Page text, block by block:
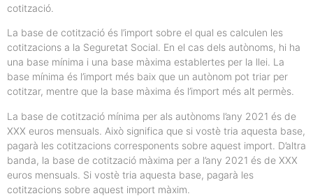
cotització.
La base de cotització és l’import sobre el qual es calculen les
cotitzacions a la Seguretat Social. En el cas dels autònoms, hi ha
una base mínima i una base màxima establertes per la llei. La
base mínima és l’import més baix que un autònom pot triar per
cotitzar, mentre que la base màxima és l’import més alt permès.
La base de cotització mínima per als autònoms l’any 2021 és de
XXX euros mensuals. Això significa que si vostè tria aquesta base,
pagarà les cotitzacions corresponents sobre aquest import. D’altra
banda, la base de cotització màxima per a l’any 2021 és de XXX
euros mensuals. Si vostè tria aquesta base, pagarà les
cotitzacions sobre aquest import màxim.